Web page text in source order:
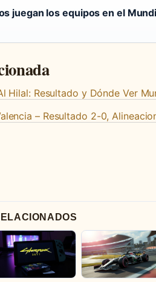
juegan los equipos en el
Hilal: Resultado y Dónde Ver
– Resultado 2-0,